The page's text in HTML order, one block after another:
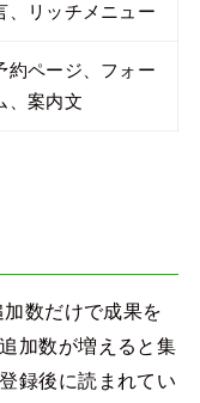
、リッチメニュー
約ページ、フォー
、案内文
数だけで成果を
加数が増えると集
録後に読まれてい